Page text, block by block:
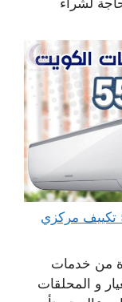
فني تكييف وتبريد الرميثية 55560390 تكييف مركزي
من خدمات
و المحلقات